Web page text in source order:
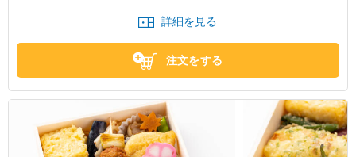
詳細を見る
注文をする